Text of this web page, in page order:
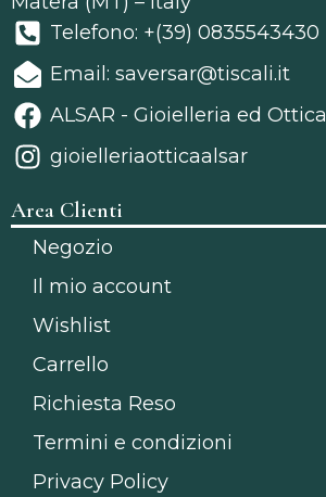
Telefono: +(39) 0835543430
Email: saversar@tiscali.it
ALSAR - Gioielleria ed Ottica
gioielleriaotticaalsar
Area Clienti
Negozio
Il mio account
Wishlist
Carrello
Richiesta Reso
Termini e condizioni
Privacy Policy